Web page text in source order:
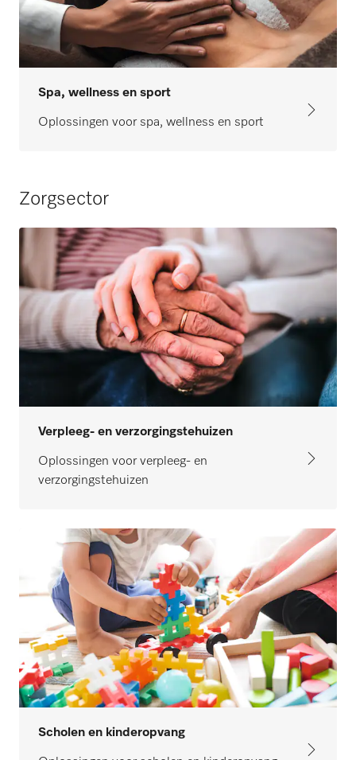
Spa, wellness en sport
Oplossingen voor spa, wellness en sport
Zorgsector
Verpleeg- en verzorgingstehuizen
Oplossingen voor verpleeg- en
verzorgingstehuizen
Scholen en kinderopvang